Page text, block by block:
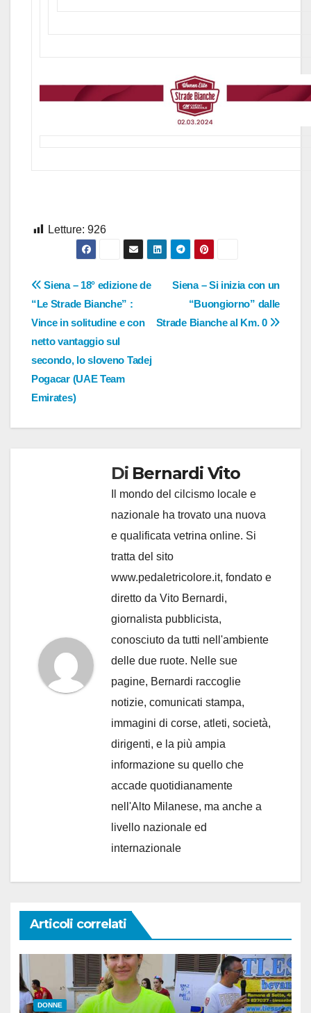
Letture: 926
Navigazione
articoli
Siena – Si inizia con un
“Buongiorno” dalle
Strade Bianche al Km. 0
Siena – 18° edizione de
“Le Strade Bianche” :
Vince in solitudine e con
netto vantaggio sul
secondo, lo sloveno Tadej
Pogacar (UAE Team
Emirates)
Di Bernardi Vito
Il mondo del cilcismo locale e
nazionale ha trovato una nuova
e qualificata vetrina online. Si
tratta del sito
www.pedaletricolore.it, fondato e
diretto da Vito Bernardi,
giornalista pubblicista,
conosciuto da tutti nell'ambiente
delle due ruote. Nelle sue
pagine, Bernardi raccoglie
notizie, comunicati stampa,
immagini di corse, atleti, società,
dirigenti, e la più ampia
informazione su quello che
accade quotidianamente
nell'Alto Milanese, ma anche a
livello nazionale ed
internazionale
Articoli correlati
DONNE